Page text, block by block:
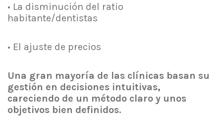
• La disminución del ratio
habitante/dentistas
• El ajuste de precios
Una gran mayoría de las clínicas basan su
gestión en decisiones intuitivas,
careciendo de un método claro y unos
objetivos bien definidos.